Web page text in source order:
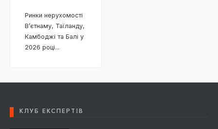
Ринки нерухомості
В’єтнаму, Таїланду,
Камбоджі та Балі у
2026 році...
КЛУБ ЕКСПЕРТІВ